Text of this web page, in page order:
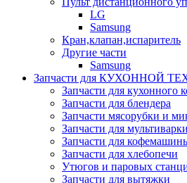
LG
Samsung
Кран,клапан,испаритель
Другие части
Samsung
Запчасти для КУХОННОЙ
Запчасти для кухонного
Запчасти для блендера
Запчасти мясорубки и
Запчасти для
Запчасти для
Запчасти для хлебопечи
Утюгов и паровых
Запчасти для вытяжки